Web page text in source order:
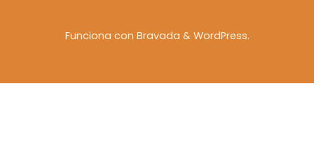
Funciona con Bravada & WordPress.